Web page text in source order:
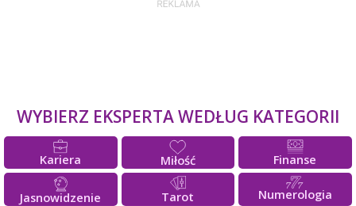
WYBIERZ EKSPERTA WEDŁUG KATEGORII
Kariera Miłość Finanse
Jasnowidzenie Tarot Numerologia